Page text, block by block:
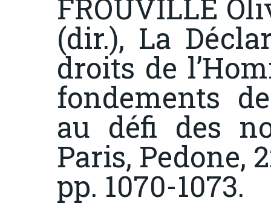
FROUVILLE
(dir.), La
droits de
fondements
au défi des
Paris, Pedone,
pp. 1070-1073.